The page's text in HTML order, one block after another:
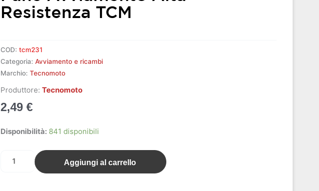
Resistenza TCM
COD: tcm231
Categoria: Avviamento e ricambi
Marchio: Tecnomoto
Produttore: Tecnomoto
2,49 €
Disponibilità: 841 disponibili
Fune
resistenza
Aggiungi al carrello